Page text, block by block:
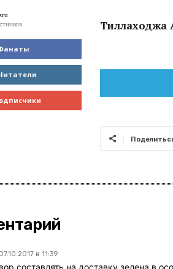
МНЕ НРАВИТСЯ
Тиллаходжа
07.10.2017 в 11:39
составлять на доставку зелена в